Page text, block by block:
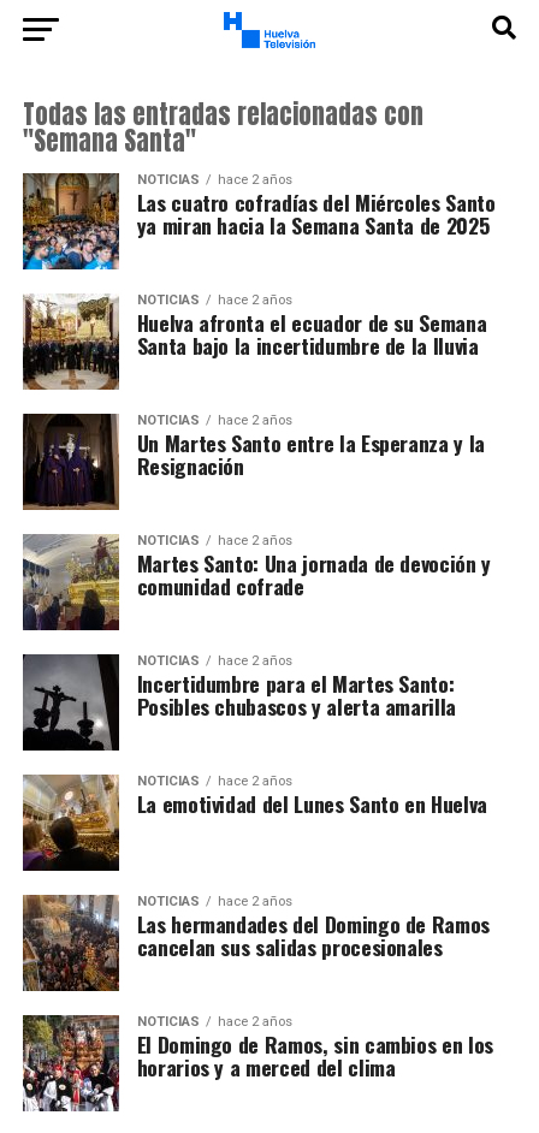
Todas las entradas relacionadas con
"Semana Santa"
NOTICIAS hace 2 años
Las cuatro cofradías del Miércoles Santo
ya miran hacia la Semana Santa de 2025
NOTICIAS hace 2 años
Huelva afronta el ecuador de su Semana
Santa bajo la incertidumbre de la lluvia
NOTICIAS hace 2 años
Un Martes Santo entre la Esperanza y la
Resignación
NOTICIAS hace 2 años
Martes Santo: Una jornada de devoción y
comunidad cofrade
NOTICIAS hace 2 años
Incertidumbre para el Martes Santo:
Posibles chubascos y alerta amarilla
NOTICIAS hace 2 años
La emotividad del Lunes Santo en Huelva
NOTICIAS hace 2 años
Las hermandades del Domingo de Ramos
cancelan sus salidas procesionales
NOTICIAS hace 2 años
El Domingo de Ramos, sin cambios en los
horarios y a merced del clima